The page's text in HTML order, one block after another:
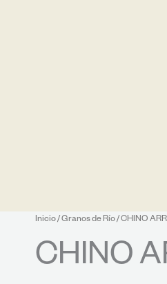
Inicio/Granos de Río/ CHINO
CHINO